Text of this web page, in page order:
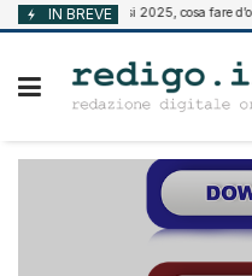
Vai
al
IN BREVE
Bando Isi 2025, cosa fare d’ora in